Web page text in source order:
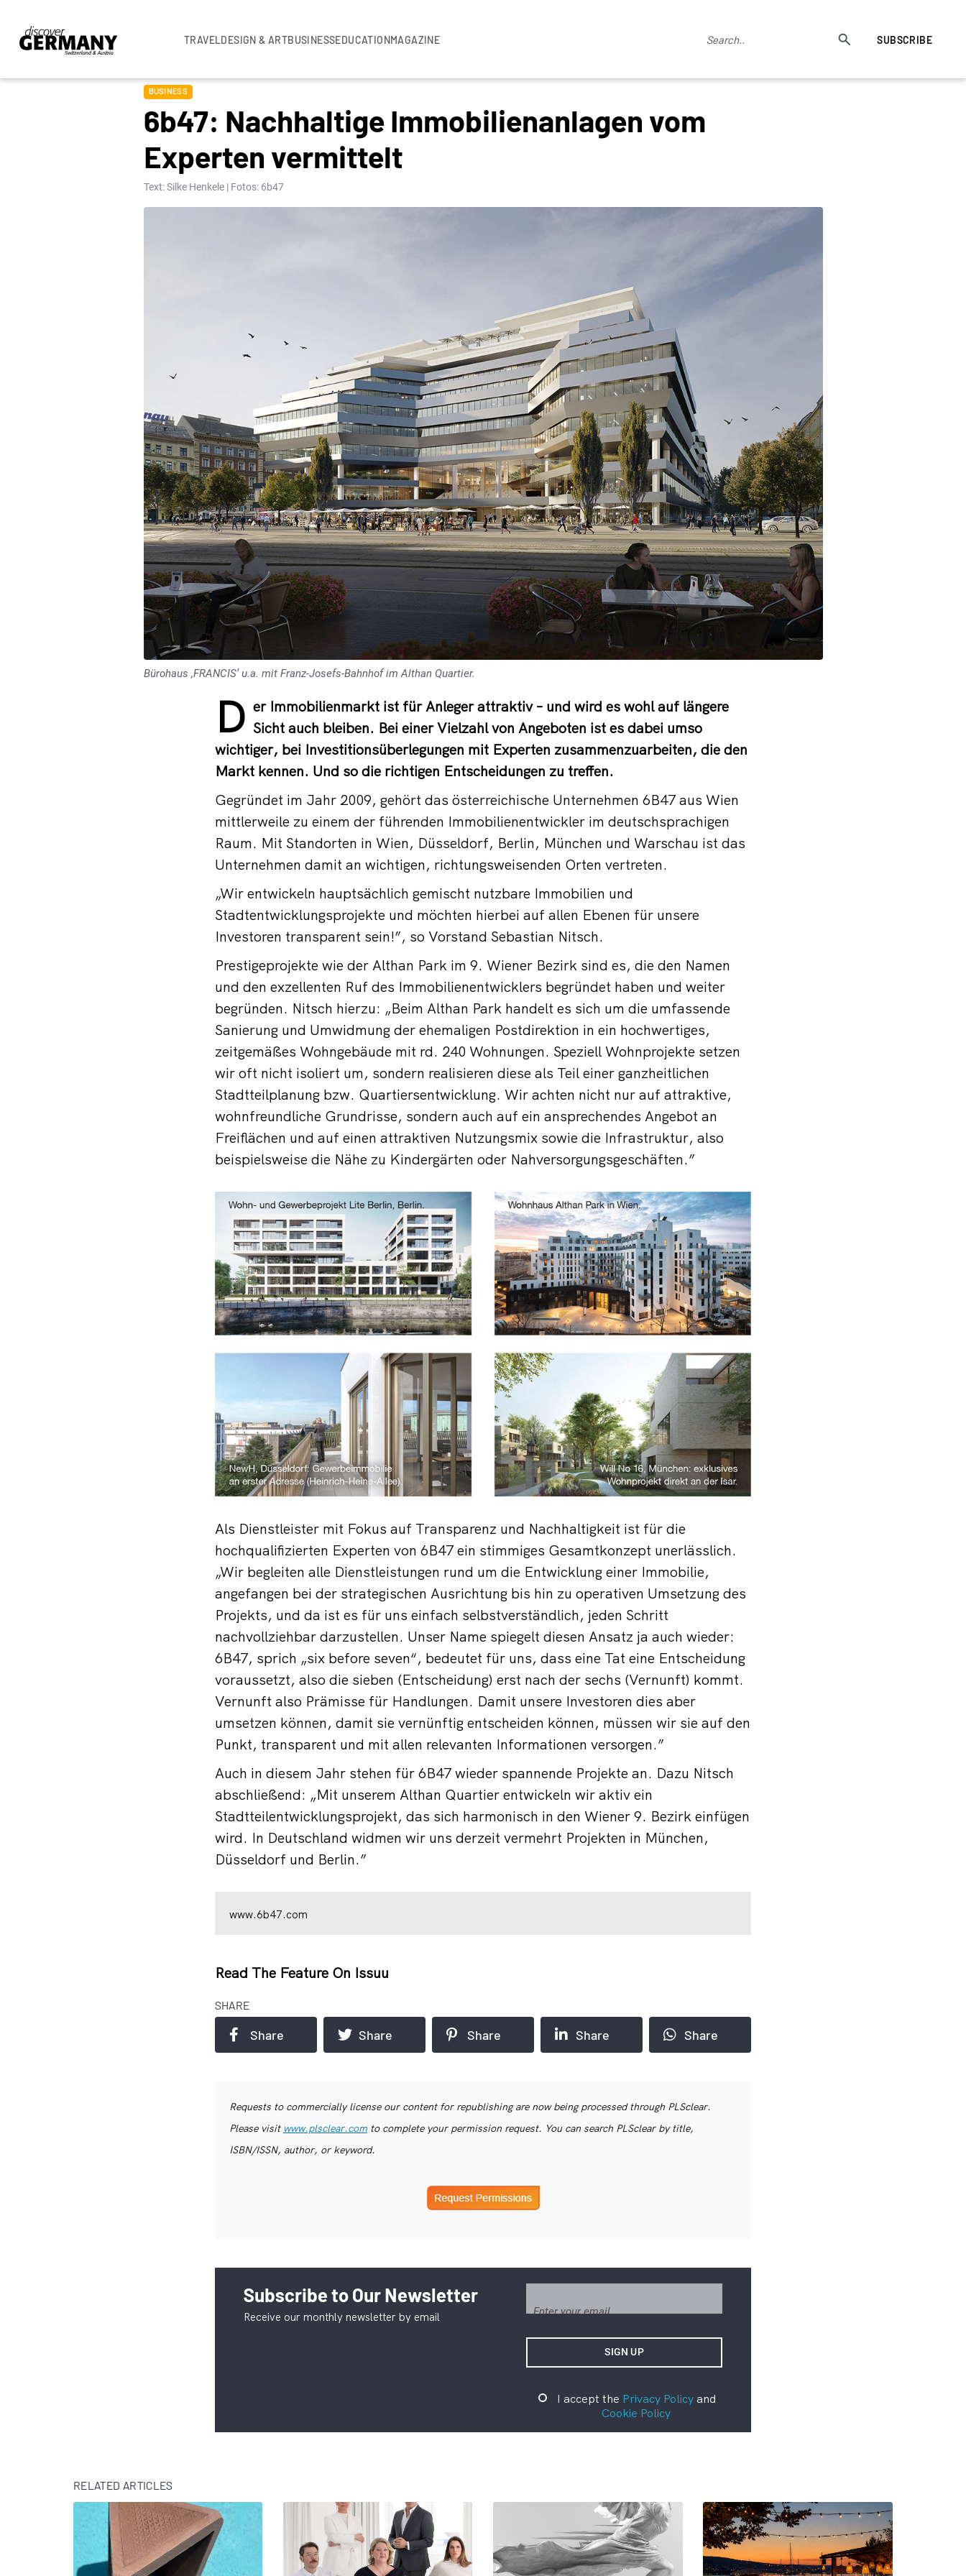
TRAVELDESIGN & ARTBUSINESSEDUCATIONMAGAZINE SUBSCRIBE
BUSINESS
6b47: Nachhaltige Immobilienanlagen vom
Experten vermittelt
Text: Silke Henkele | Fotos: 6b47
Bürohaus ,FRANCIS’ u.a. mit Franz-Josefs-Bahnhof im Althan Quartier.
D er Immobilienmarkt ist für Anleger attraktiv – und wird es wohl auf längere
Sicht auch bleiben. Bei einer Vielzahl von Angeboten ist es dabei umso
wichtiger, bei Investitionsüberlegungen mit Experten zusammenzuarbeiten, die den
Markt kennen. Und so die richtigen Entscheidungen zu treffen.
Gegründet im Jahr 2009, gehört das österreichische Unternehmen 6B47 aus Wien
mittlerweile zu einem der führenden Immobilienentwickler im deutschsprachigen
Raum. Mit Standorten in Wien, Düsseldorf, Berlin, München und Warschau ist das
Unternehmen damit an wichtigen, richtungsweisenden Orten vertreten.
„Wir entwickeln hauptsächlich gemischt nutzbare Immobilien und
Stadtentwicklungsprojekte und möchten hierbei auf allen Ebenen für unsere
Investoren transparent sein!”, so Vorstand Sebastian Nitsch.
Prestigeprojekte wie der Althan Park im 9. Wiener Bezirk sind es, die den Namen
und den exzellenten Ruf des Immobilienentwicklers begründet haben und weiter
begründen. Nitsch hierzu: „Beim Althan Park handelt es sich um die umfassende
Sanierung und Umwidmung der ehemaligen Postdirektion in ein hochwertiges,
zeitgemäßes Wohngebäude mit rd. 240 Wohnungen. Speziell Wohnprojekte setzen
wir oft nicht isoliert um, sondern realisieren diese als Teil einer ganzheitlichen
Stadtteilplanung bzw. Quartiersentwicklung. Wir achten nicht nur auf attraktive,
wohnfreundliche Grundrisse, sondern auch auf ein ansprechendes Angebot an
Freiflächen und auf einen attraktiven Nutzungsmix sowie die Infrastruktur, also
beispielsweise die Nähe zu Kindergärten oder Nahversorgungsgeschäften.”
Als Dienstleister mit Fokus auf Transparenz und Nachhaltigkeit ist für die
hochqualifizierten Experten von 6B47 ein stimmiges Gesamtkonzept unerlässlich.
„Wir begleiten alle Dienstleistungen rund um die Entwicklung einer Immobilie,
angefangen bei der strategischen Ausrichtung bis hin zu operativen Umsetzung des
Projekts, und da ist es für uns einfach selbstverständlich, jeden Schritt
nachvollziehbar darzustellen. Unser Name spiegelt diesen Ansatz ja auch wieder:
6B47, sprich „six before seven“, bedeutet für uns, dass eine Tat eine Entscheidung
voraussetzt, also die sieben (Entscheidung) erst nach der sechs (Vernunft) kommt.
Vernunft also Prämisse für Handlungen. Damit unsere Investoren dies aber
umsetzen können, damit sie vernünftig entscheiden können, müssen wir sie auf den
Punkt, transparent und mit allen relevanten Informationen versorgen.”
Auch in diesem Jahr stehen für 6B47 wieder spannende Projekte an. Dazu Nitsch
abschließend: „Mit unserem Althan Quartier entwickeln wir aktiv ein
Stadtteilentwicklungsprojekt, das sich harmonisch in den Wiener 9. Bezirk einfügen
wird. In Deutschland widmen wir uns derzeit vermehrt Projekten in München,
Düsseldorf und Berlin.”
www.6b47.com
Read The Feature On Issuu
SHARE
Share Share Share Share Share
Requests to commercially license our content for republishing are now being processed through PLSclear.
Please visit www.plsclear.comto complete your permission request. You can search PLSclear by title,
ISBN/ISSN, author, or keyword.
Subscribe to Our Newsletter
Receive our monthly newsletter by email
I accept the Privacy Policyand
Cookie Policy
RELATED ARTICLES